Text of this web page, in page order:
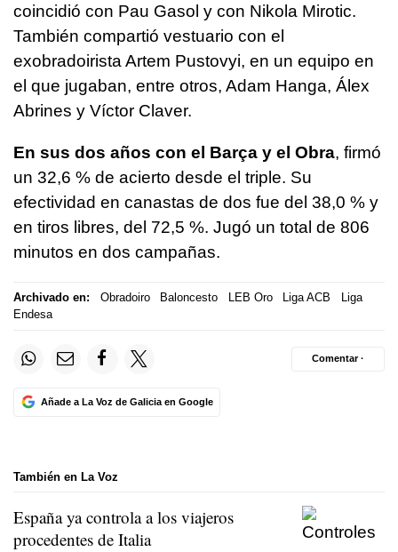
coincidió con Pau Gasol y con Nikola Mirotic.
También compartió vestuario con el
exobradoirista Artem Pustovyi, en un equipo en
el que jugaban, entre otros, Adam Hanga, Álex
Abrines y Víctor Claver.
En sus dos años con el Barça y el Obra, firmó
un 32,6 % de acierto desde el triple. Su
efectividad en canastas de dos fue del 38,0 % y
en tiros libres, del 72,5 %. Jugó un total de 806
minutos en dos campañas.
Archivado en: Obradoiro Baloncesto LEB Oro Liga ACB
Liga
Endesa
Añade a La Voz de Galicia en Google
Comentar ·
También en La Voz
España ya controla a los viajeros
procedentes de Italia